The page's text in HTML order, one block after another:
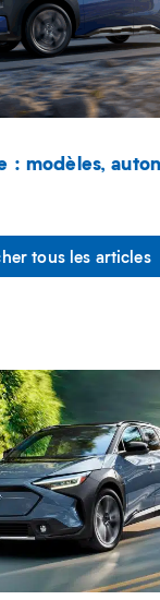
: modèles,
tous les articles